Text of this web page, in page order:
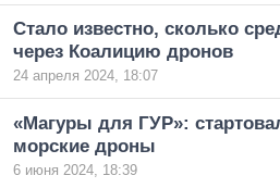
Стало известно, сколько
через Коалицию дронов
24 апреля 2024, 18:07
«Магуры для ГУР»:
морские дроны
6 июня 2024, 18:39